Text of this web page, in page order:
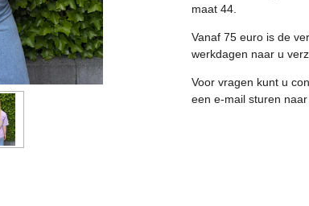
maat 44.
Vanaf 75 euro is de
werkdagen naar u
Voor vragen kunt u
een e-mail sturen naar